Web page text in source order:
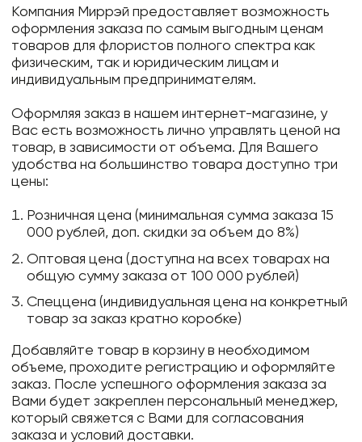
Компания Миррэй предоставляет возможность
оформления заказа по самым выгодным ценам
товаров для флористов полного спектра как
физическим, так и юридическим лицам и
индивидуальным предпринимателям.
Оформляя заказ в нашем интернет-магазине, у
Вас есть возможность лично управлять ценой на
товар, в зависимости от объема. Для Вашего
удобства на большинство товара доступно три
цены:
Розничная цена (минимальная сумма заказа 15
000 рублей, доп. скидки за объем до 8%)
Оптовая цена (доступна на всех товарах на
общую сумму заказа от 100 000 рублей)
Спеццена (индивидуальная цена на конкретный
товар за заказ кратно коробке)
Добавляйте товар в корзину в необходимом
объеме, проходите регистрацию и оформляйте
заказ. После успешного оформления заказа за
Вами будет закреплен персональный менеджер,
который свяжется с Вами для согласования
заказа и условий доставки.